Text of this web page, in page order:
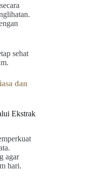
sehat
dan
Ekstrak
agar
hari.